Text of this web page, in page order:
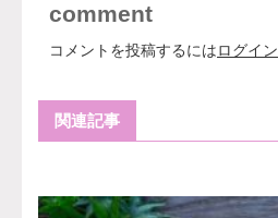
comment
コメントを投稿するにはログイン
関連記事